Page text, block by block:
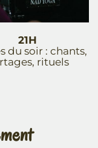
21H
du soir : chants,
rituels